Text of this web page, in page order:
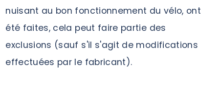
nuisant au bon fonctionnement du vélo, ont
été faites, cela peut faire partie des
exclusions (sauf s'il s'agit de modifications
effectuées par le fabricant).